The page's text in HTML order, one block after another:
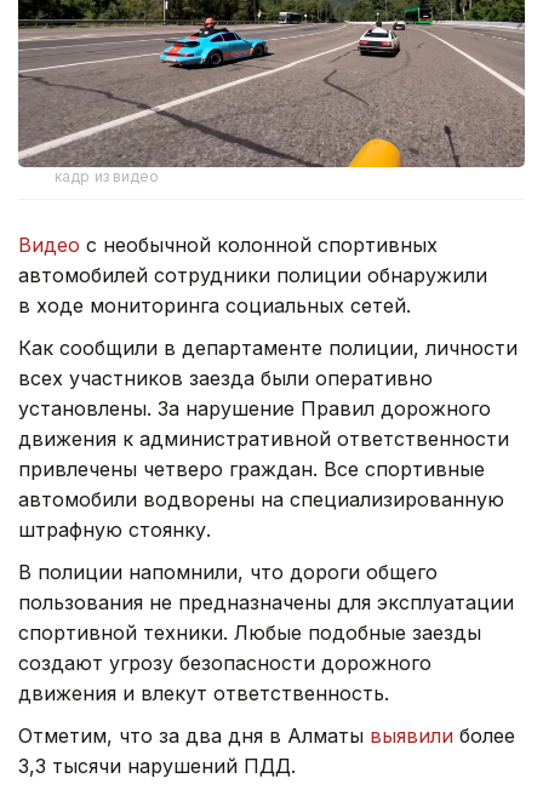
кадр из видео
Видео с необычной колонной спортивных
автомобилей сотрудники полиции обнаружили
в ходе мониторинга социальных сетей.
Как сообщили в департаменте полиции, личности
всех участников заезда были оперативно
установлены. За нарушение Правил дорожного
движения к административной ответственности
привлечены четверо граждан. Все спортивные
автомобили водворены на специализированную
штрафную стоянку.
В полиции напомнили, что дороги общего
пользования не предназначены для эксплуатации
спортивной техники. Любые подобные заезды
создают угрозу безопасности дорожного
движения и влекут ответственность.
Отметим, что за два дня в Алматы выявили более
3,3 тысячи нарушений ПДД.